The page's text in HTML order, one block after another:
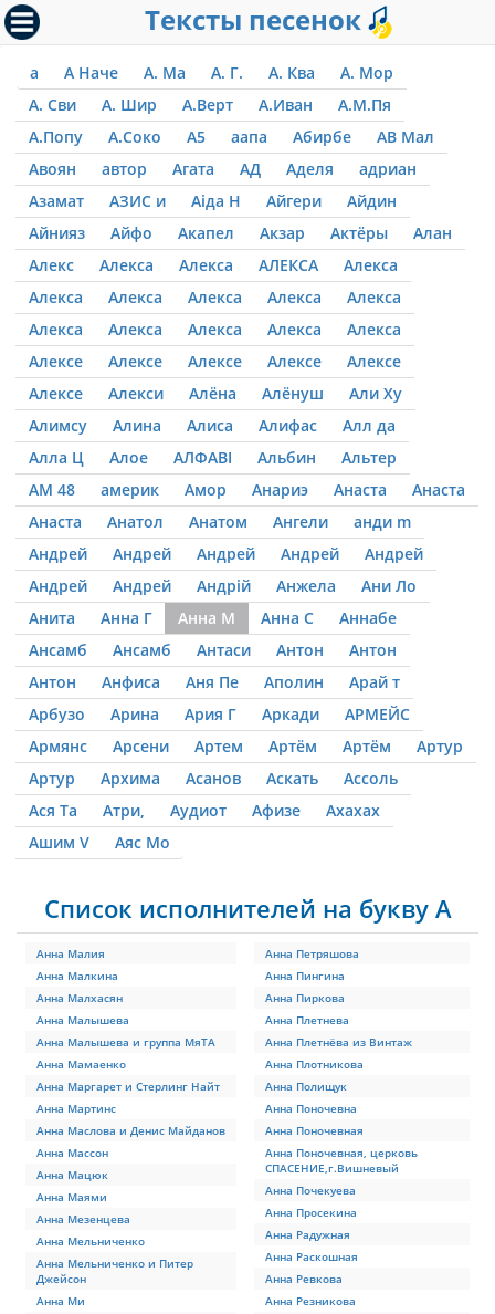
Тексты песенок
а А Наче А. Ма А. Г. А. Ква
А. Мор
А. Сви
А. Шир А.Верт А.Иван
А.М.Пя
А.Попу
А.Соко А5 аапа Абирбе
АВ Мал
Авоян
автор Агата АД Аделя
адриан
Азамат
АЗИС и Аіда Н Айгери
Айдин
Айнияз
Айфо Акапел Акзар Актёры
Алан
Алекс
Алекса Алекса АЛЕКСА
Алекса
Алекса
Алекса Алекса Алекса
Алекса
Алекса
Алекса Алекса Алекса
Алекса
Алексе
Алексе Алексе Алексе
Алексе
Алексе
Алекси Алёна Алёнуш
Али Ху
Алимсу
Алина Алиса Алифас
Алл да
Алла Ц
Алое АЛФАВІ Альбин
Альтер
АМ 48
америк Амор Анариэ Анаста
Анаста
Анаста
Анатол Анатом Ангели
анди m
Андрей
Андрей Андрей Андрей
Андрей
Андрей
Андрей Андрій Анжела
Ани Ло
Анита
Анна Г Анна М Анна С
Аннабе
Ансамб
Ансамб Антаси Антон
Антон
Антон
Анфиса Аня Пе Аполин
Арай т
Арбузо
Арина Ария Г Аркади
АРМЕЙС
Армянс
Арсени Артем Артём Артём
Артур
Артур
Архима Асанов Аскать
Ассоль
Ася Та
Атри, Аудиот Афизе
Ахахах
Ашим V
Аяс Мо
Список исполнителей на букву А
Анна Малия
Анна Малкина
Анна Малхасян
Анна Малышева
Анна Малышева и группа МяТА
Анна Мамаенко
Анна Маргарет и Стерлинг Найт
Анна Мартинс
Анна Маслова и Денис Майданов
Анна Массон
Анна Мацюк
Анна Маями
Анна Мезенцева
Анна Мельниченко
Анна Мельниченко и Питер
Джейсон
Анна Ми
Анна Петряшова
Анна Пингина
Анна Пиркова
Анна Плетнева
Анна Плетнёва из Винтаж
Анна Плотникова
Анна Полищук
Анна Поночевна
Анна Поночевная
Анна Поночевная, церковь
СПАСЕНИЕ,г.Вишневый
Анна Почекуева
Анна Просекина
Анна Радужная
Анна Раскошная
Анна Ревкова
Анна Резникова